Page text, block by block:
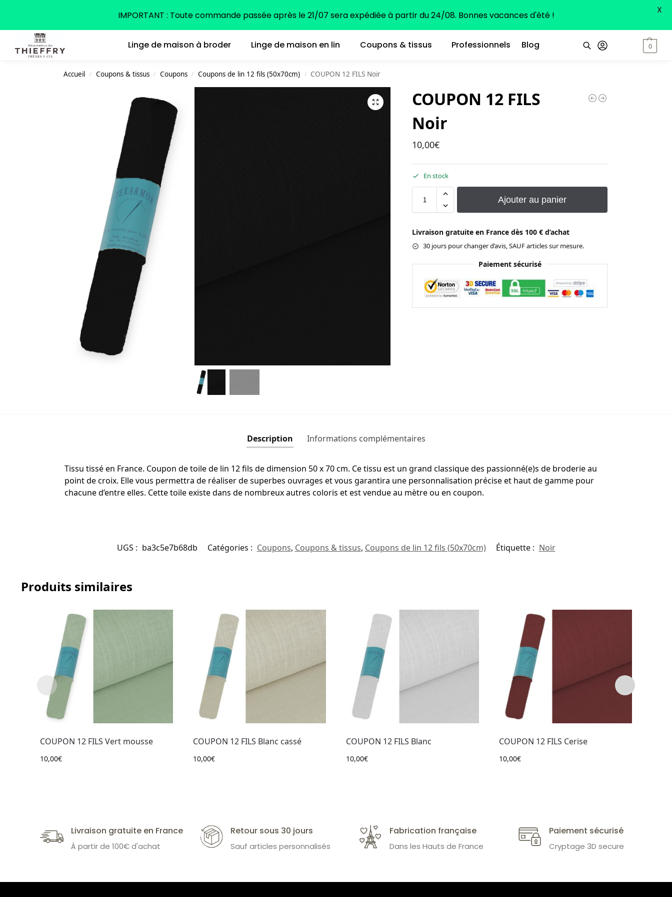
Linge de maison à broder Linge de maison en lin Coupons & tissus Professionnels Blog 0
Accueil / Coupons & tissus / Coupons / Coupons de lin 12 fils (50x70cm) / COUPON 12 FILS Noir
COUPON 12 FILS
Noir
10,00€
En stock
Ajouter au panier
Livraison gratuite en France dès 100 € d’achat
30 jours pour changer d’avis, SAUF articles sur mesure.
Paiement sécurisé
Description Informations complémentaires
Tissu tissé en France. Coupon de toile de lin 12 fils de dimension 50 x 70 cm. Ce tissu est un grand classique des passionné(e)s de broderie au
point de croix. Elle vous permettra de réaliser de superbes ouvrages et vous garantira une personnalisation précise et haut de gamme pour
chacune d’entre elles. Cette toile existe dans de nombreux autres coloris et est vendue au mètre ou en coupon.
UGS : ba3c5e7b68db Catégories : Coupons, Coupons & tissus, Coupons de lin 12 fils (50x70cm) Étiquette : Noir
Produits similaires
COUPON 12 FILS Vert mousse
10,00€
COUPON 12 FILS Blanc cassé
10,00€
COUPON 12 FILS Blanc
10,00€
COUPON 12 FILS Cerise
10,00€
Livraison gratuite en France
À partir de 100€ d'achat
Retour sous 30 jours
Sauf articles personnalisés
Fabrication française
Dans les Hauts de France
Paiement sécurisé
Cryptage 3D secure
IMPORTANT : Toute commande passée après le 21/07 sera expédiée à partir du 24/08. Bonnes vacances d'été ! X